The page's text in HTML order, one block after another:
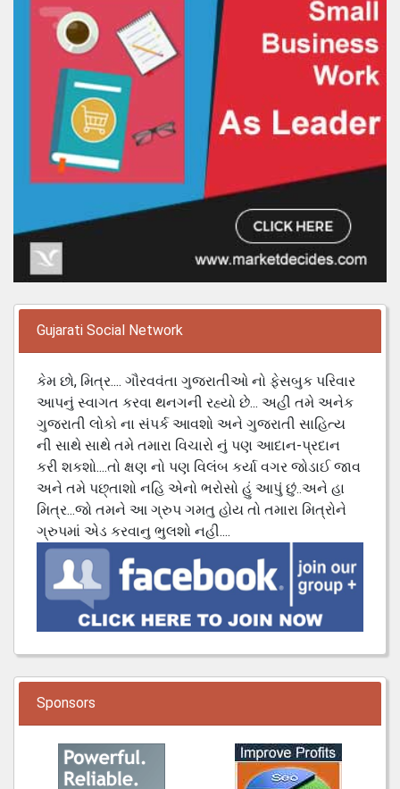
Gujarati Social Network
કેમ છો, મિત્ર.... ગૌરવવંતા ગુજરાતીઓ નો ફેસબુક પરિવાર
આપનું સ્વાગત કરવા થનગની રહ્યો છે... અહી તમે અનેક
ગુજરાતી લોકો ના સંપર્ક આવશો અને ગુજરાતી સાહિત્ય
ની સાથે સાથે તમે તમારા વિચારો નું પણ આદાન-પ્રદાન
કરી શકશો....તો ક્ષણ નો પણ વિલંબ કર્યા વગર જોડાઈ જાવ
અને તમે પછ્તાશો નહિ એનો ભરોસો હું આપું છું..અને હા
મિત્ર...જો તમને આ ગ્રુપ ગમતુ હોય તો તમારા મિત્રોને
ગ્રુપમાં એડ કરવાનુ ભુલશો નહી....
Sponsors